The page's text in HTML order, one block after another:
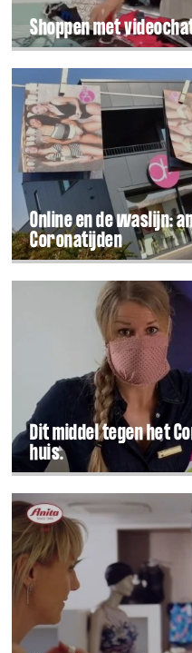
Shoppen met
Online en de waslijn:
Coronatijden
Dit middel tegen het
huis.